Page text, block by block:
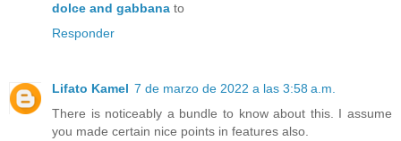
dolce and gabbana to
Responder
Lifato Kamel 7 de marzo de 2022 a las 3:58 a.m.
There is noticeably a bundle to know about this. I assume
you made certain nice points in features also.